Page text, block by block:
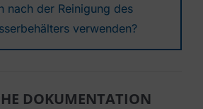
nach der Reinigung des
verwenden?
DOKUMENTATION